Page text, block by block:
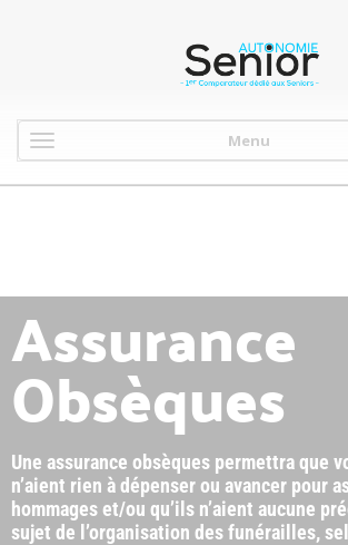
Menu
Assurance
Obsèques
Une assurance obsèques permettra que
n’aient rien à dépenser ou avancer pour
hommages et/ou qu’ils n’aient aucune
sujet de l’organisation des funérailles,